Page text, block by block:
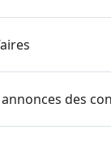
des